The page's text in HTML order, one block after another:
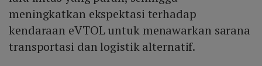
meningkatkan ekspektasi terhadap
kendaraan eVTOL untuk menawarkan sarana
transportasi dan logistik alternatif.